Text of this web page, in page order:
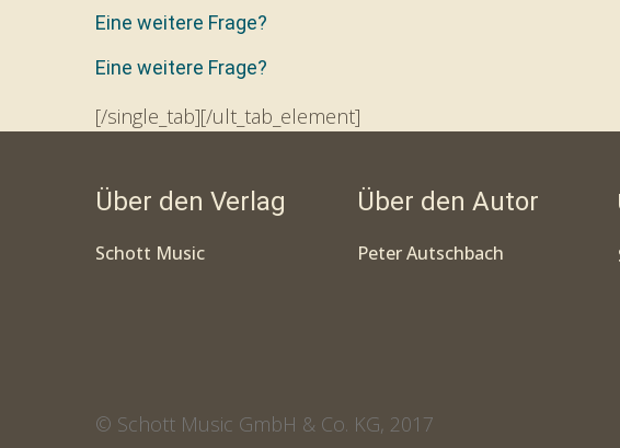
Eine weitere Frage?
Eine weitere Frage?
[/single_tab][/ult_tab_element]
Über den Verlag
Schott Music
Über den Autor
Peter Autschbach
© Schott Music GmbH & Co. KG, 2017